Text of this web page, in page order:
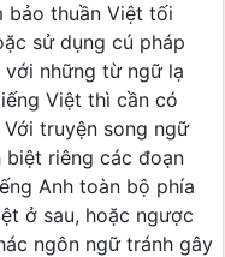
bảo thuần Việt tối
sử dụng cú pháp
những từ ngữ lạ
Việt thì cần có
truyện song ngữ
biệt riêng các đoạn
Anh toàn bộ phía
ở sau, hoặc ngược
ngôn ngữ tránh gây